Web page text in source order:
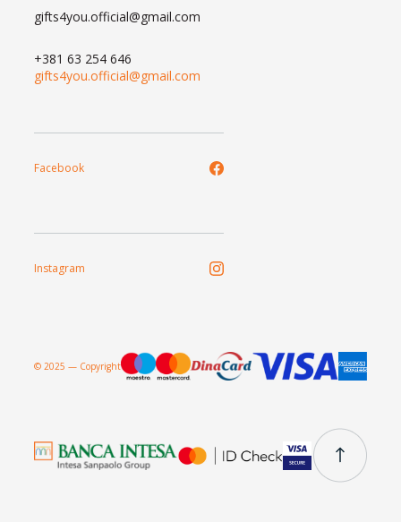
gifts4you.official@gmail.com
+381 63 254 646
gifts4you.official@gmail.com
Facebook
Instagram
© 2025 — Copyright